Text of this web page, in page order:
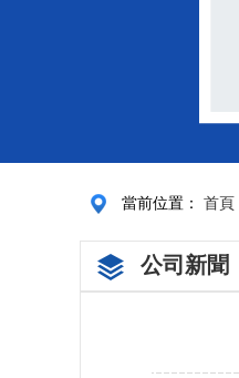
當前位置： 首頁
公司新聞